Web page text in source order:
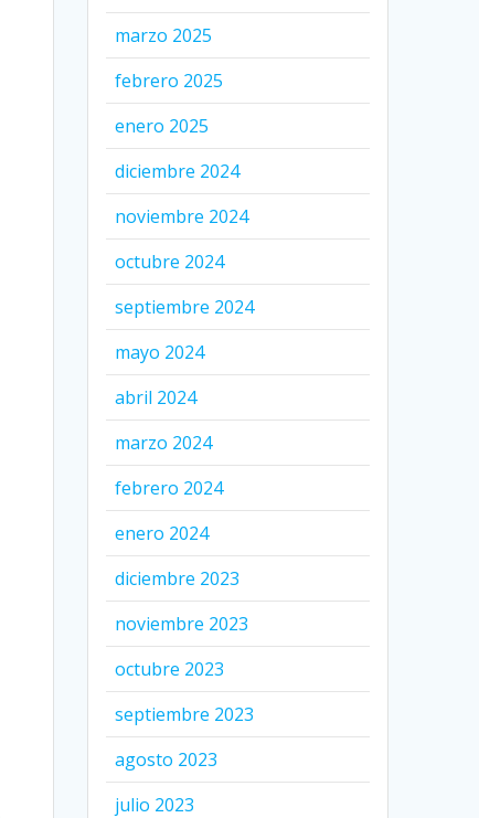
marzo 2025
febrero 2025
enero 2025
diciembre 2024
noviembre 2024
octubre 2024
septiembre 2024
mayo 2024
abril 2024
marzo 2024
febrero 2024
enero 2024
diciembre 2023
noviembre 2023
octubre 2023
septiembre 2023
agosto 2023
julio 2023